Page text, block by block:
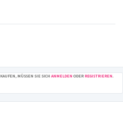
MÜSSEN SIE SICH ANMELDENODER REGISTRIEREN.